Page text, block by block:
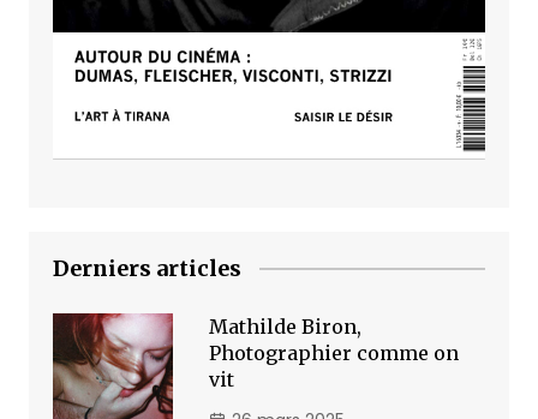
Derniers articles
Mathilde Biron,
Photographier comme on
vit